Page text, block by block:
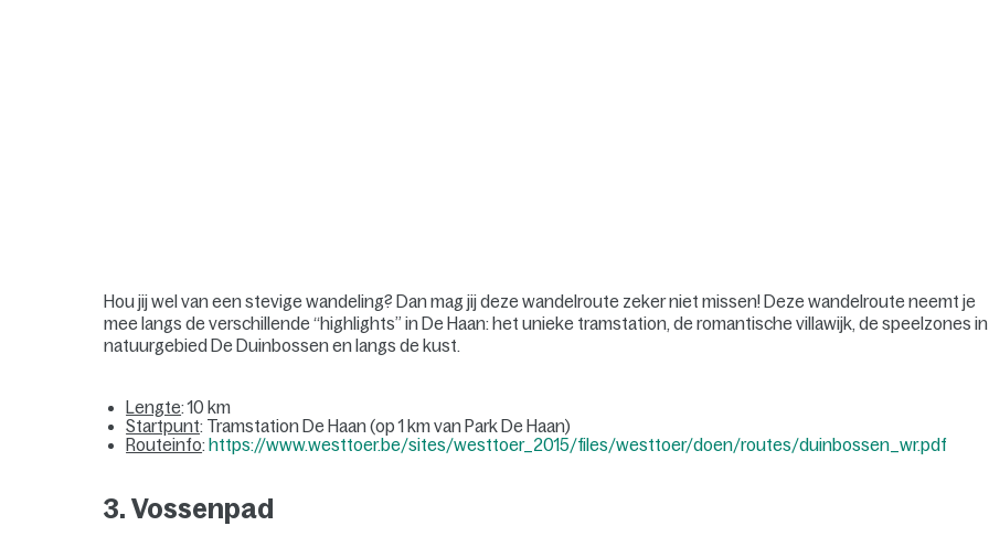
Hou jij wel van een stevige wandeling? Dan mag jij deze wandelroute zeker niet missen! Deze wandelroute neemt je
mee langs de verschillende “highlights” in De Haan: het unieke tramstation, de romantische villawijk, de speelzones in
natuurgebied De Duinbossen en langs de kust.
Lengte: 10 km
Startpunt: Tramstation De Haan (op 1 km van Park De Haan)
Routeinfo: https://www.westtoer.be/sites/westtoer_2015/files/westtoer/doen/routes/duinbossen_wr.pdf
3. Vossenpad